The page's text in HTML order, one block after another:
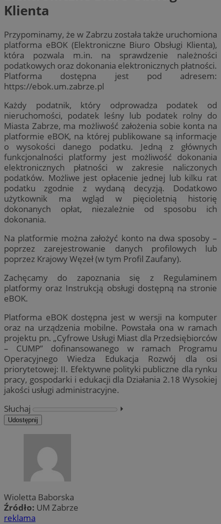
Klienta
Przypominamy, że w Zabrzu została także uruchomiona
platforma eBOK (Elektroniczne Biuro Obsługi Klienta),
która pozwala m.in. na sprawdzenie należności
podatkowych oraz dokonania elektronicznych płatności.
Platforma dostępna jest pod adresem:
https://ebok.um.zabrze.pl
Każdy podatnik, który odprowadza podatek od
nieruchomości, podatek leśny lub podatek rolny do
Miasta Zabrze, ma możliwość założenia sobie konta na
platformie eBOK, na której publikowane są informacje
o wysokości danego podatku. Jedną z głównych
funkcjonalności platformy jest możliwość dokonania
elektronicznych płatności w zakresie naliczonych
podatków. Możliwe jest opłacenie jednej lub kilku rat
podatku zgodnie z wydaną decyzją. Dodatkowo
użytkownik ma wgląd w pięcioletnią historię
dokonanych opłat, niezależnie od sposobu ich
dokonania.
Na platformie można założyć konto na dwa sposoby –
poprzez zarejestrowanie danych profilowych lub
poprzez Krajowy Węzeł (w tym Profil Zaufany).
Zachęcamy do zapoznania się z Regulaminem
platformy oraz Instrukcją obsługi dostępną na stronie
eBOK.
Platforma eBOK dostępna jest w wersji na komputer
oraz na urządzenia mobilne. Powstała ona w ramach
projektu pn. „Cyfrowe Usługi Miast dla Przedsiębiorców
– CUMP” dofinansowanego w ramach Programu
Operacyjnego Wiedza Edukacja Rozwój dla osi
priorytetowej: II. Efektywne polityki publiczne dla rynku
pracy, gospodarki i edukacji dla Działania 2.18 Wysokiej
jakości usługi administracyjne.
Słuchaj
⏵︎
Udostępnij
Wioletta Baborska
Źródło: UM Zabrze
reklama